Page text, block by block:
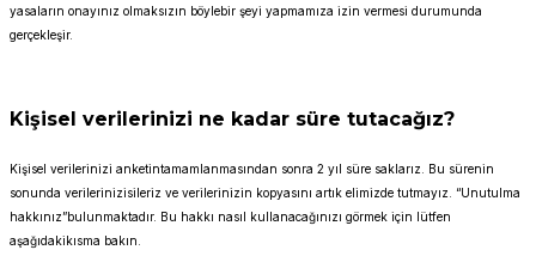
yasaların onayınız olmaksızın böylebir şeyi yapmamıza izin vermesi durumunda
gerçekleşir.
Kişisel verilerinizi ne kadar süre tutacağız?
Kişisel verilerinizi anketintamamlanmasından sonra 2 yıl süre saklarız. Bu sürenin
sonunda verilerinizisileriz ve verilerinizin kopyasını artık elimizde tutmayız. “Unutulma
hakkınız”bulunmaktadır. Bu hakkı nasıl kullanacağınızı görmek için lütfen
aşağıdakikısma bakın.